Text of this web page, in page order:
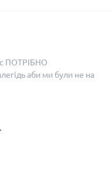
ПОТРІБНО
аби ми були не на